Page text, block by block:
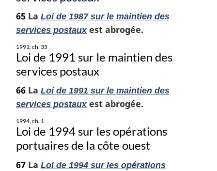
65 La Loi de 1987 sur le maintien des
services postauxest abrogée.
1991, ch. 35
Loi de 1991 sur le maintien des
services postaux
66 La Loi de 1991 sur le maintien des
services postauxest abrogée.
1994, ch. 1
Loi de 1994 sur les opérations
portuaires de la côte ouest
67 La Loi de 1994 sur les opérations